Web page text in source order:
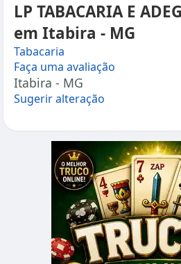
LP TABACARIA E
em Itabira - MG
Tabacaria
Faça uma avaliação
Itabira - MG
Sugerir alteração